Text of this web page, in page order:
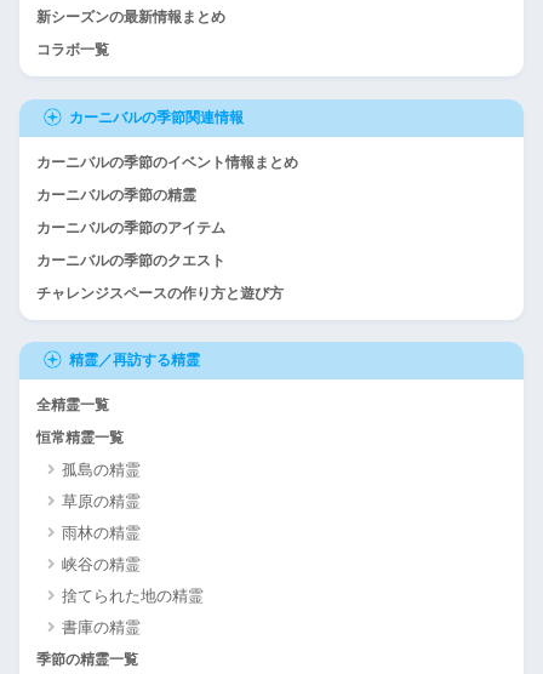
新シーズンの最新情報まとめ
コラボ一覧
カーニバルの季節関連情報
カーニバルの季節のイベント情報まとめ
カーニバルの季節の精霊
カーニバルの季節のアイテム
カーニバルの季節のクエスト
チャレンジスペースの作り方と遊び方
精霊／再訪する精霊
全精霊一覧
恒常精霊一覧
孤島の精霊
草原の精霊
雨林の精霊
峡谷の精霊
捨てられた地の精霊
書庫の精霊
季節の精霊一覧